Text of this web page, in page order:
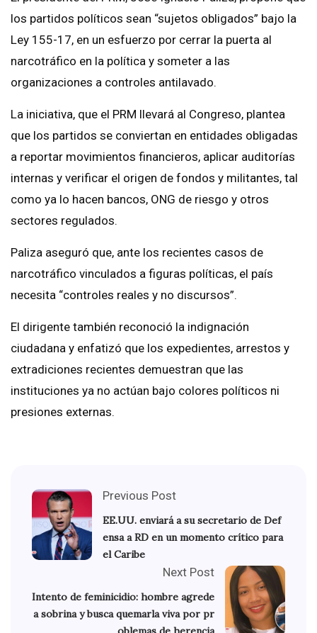
los partidos políticos sean “sujetos obligados” bajo la
Ley 155-17, en un esfuerzo por cerrar la puerta al
narcotráfico en la política y someter a las
organizaciones a controles antilavado.
La iniciativa, que el PRM llevará al Congreso, plantea
que los partidos se conviertan en entidades obligadas
a reportar movimientos financieros, aplicar auditorías
internas y verificar el origen de fondos y militantes, tal
como ya lo hacen bancos, ONG de riesgo y otros
sectores regulados.
Paliza aseguró que, ante los recientes casos de
narcotráfico vinculados a figuras políticas, el país
necesita “controles reales y no discursos”.
El dirigente también reconoció la indignación
ciudadana y enfatizó que los expedientes, arrestos y
extradiciones recientes demuestran que las
instituciones ya no actúan bajo colores políticos ni
presiones externas.
Previous Post
EE.UU. enviará a su secretario de Def
ensa a RD en un momento crítico para
el Caribe
Next Post
Intento de feminicidio: hombre agrede
a sobrina y busca quemarla viva por pr